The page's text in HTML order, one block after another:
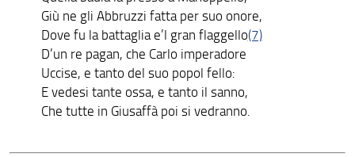
Giù ne gli Abbruzzi fatta per suo onore,
Dove fu la battaglia e’l gran flaggello(7)
D’un re pagan, che Carlo imperadore
Uccise, e tanto del suo popol fello:
E vedesi tante ossa, e tanto il sanno,
Che tutte in Giusaffà poi si vedranno.